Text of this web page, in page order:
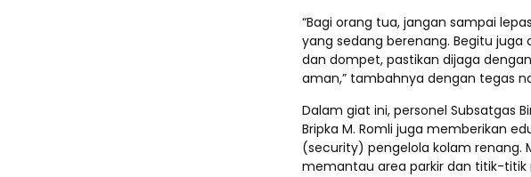
“Bagi orang tua, jangan sampai
yang sedang berenang. Begitu
dan dompet, pastikan dijaga
aman,” tambahnya dengan tegas
Dalam giat ini, personel Subsatgas
Bripka M. Romli juga memberikan
(security) pengelola kolam renang.
memantau area parkir dan titik-titik